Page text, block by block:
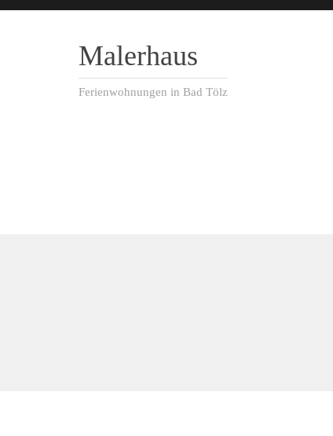
Malerhaus
Ferienwohnungen in Bad Tölz